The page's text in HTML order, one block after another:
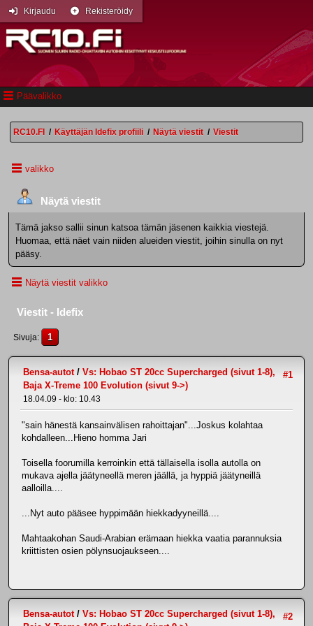
Päävalikko
Kirjaudu Rekisteröidy
RC10.FI / Käyttäjän Idefix profiili / Näytä viestit / Viestit
valikko
Näytä viestit
Tämä jakso sallii sinun katsoa tämän jäsenen kaikkia viestejä.
Huomaa, että näet vain niiden alueiden viestit, joihin sinulla on nyt
pääsy.
Näytä viestit valikko
Viestit - Idefix
Sivuja 1
#1
Bensa-autot/ Vs: Hobao ST 20cc Supercharged (sivut 1-8),
Baja X-Treme 100 Evolution (sivut 9->)
18.04.09 - klo: 10.43
"sain hänestä kansainvälisen rahoittajan"...Joskus kolahtaa
kohdalleen...Hieno homma Jari
Toisella foorumilla kerroinkin että tällaisella isolla autolla on
mukava ajella jäätyneellä meren jäällä, ja hyppiä jäätyneillä
aalloilla....
...Nyt auto pääsee hyppimään hiekkadyyneillä....
Mahtaakohan Saudi-Arabian erämaan hiekka vaatia parannuksia
kriittisten osien pölynsuojaukseen....
#2
Bensa-autot/ Vs: Hobao ST 20cc Supercharged (sivut 1-8),